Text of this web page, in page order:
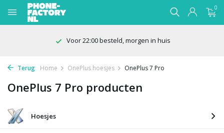
0
Voor 22:00 besteld, morgen in huis
Terug Home OnePlus hoesjes OnePlus 7 Pro
OnePlus 7 Pro producten
Hoesjes